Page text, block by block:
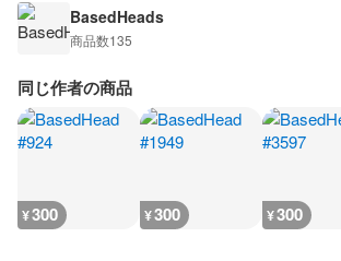
BasedHeads
商品数135
同じ作者の商品
¥300 ¥300 ¥300